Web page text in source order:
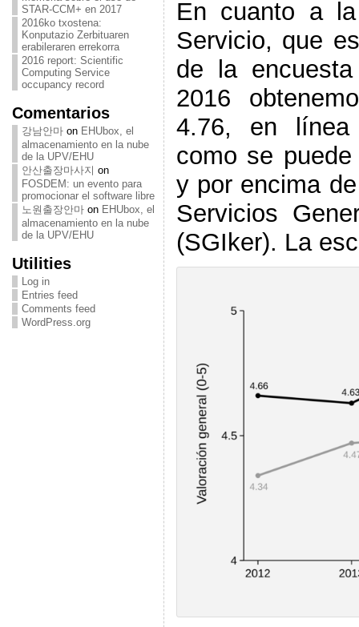
STAR-CCM+ en 2017
2016ko txostena:
Konputazio Zerbituaren
erabileraren errekorra
2016 report: Scientific
Computing Service
occupancy record
Comentarios
강남안마on EHUbox, el
almacenamiento en la nube
de la UPV/EHU
안산출장마사지 on
FOSDEM: un evento para
promocionar el software libre
노원출장안마on EHUbox, el
almacenamiento en la nube
de la UPV/EHU
Utilities
Log in
Entries feed
Comments feed
WordPress.org
En cuanto a
Servicio, que
de la
2016
4.76, en línea
como se
y por encima
Servicios
(SGIker). La